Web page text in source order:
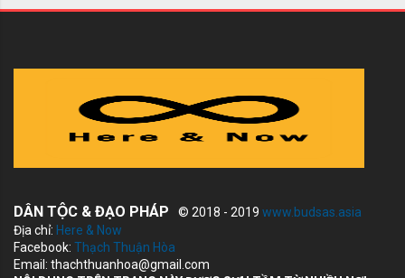
DÂN TỘC & ĐẠO PHÁP © 2018 - 2019 www.budsas.asia
Địa chỉ: Here & Now
Facebook: Thạch Thuận Hòa
Email: thachthuanhoa@gmail.com